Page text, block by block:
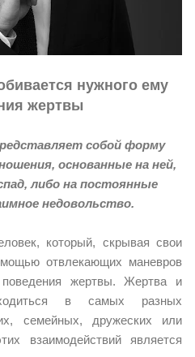
нужного ему
жертвы
собой форму
основанные на ней,
либо на постоянные
недовольство.
который, скрывая свои
отвлекающих маневров
жертвы. Жертва и
в самых разных
семейных, дружеских или
взаимодействий является